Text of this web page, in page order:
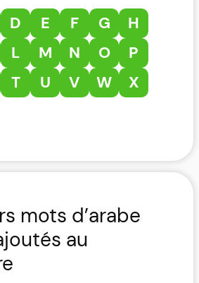
D E F G
H
L M N O
P
T U V W
X
mots d’arabe
au